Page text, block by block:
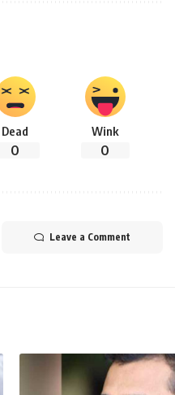
Dead
0
Wink
0
Leave a Comment